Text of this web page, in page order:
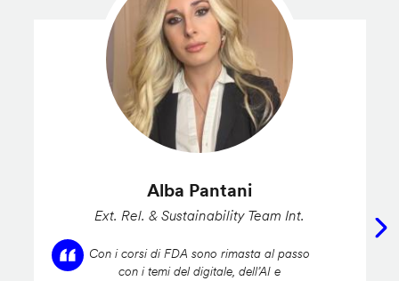
Alba Pantani
Ext. Rel. & Sustainability Team Int.
Con i corsi di FDA sono rimasta al passo
con i temi del digitale, dell’AI e